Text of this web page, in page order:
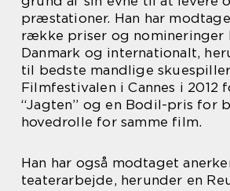
præstationer. Han har
række priser og nomineringer
Danmark og internationalt,
til bedste mandlige
Filmfestivalen i Cannes i 2012
“Jagten” og en Bodil-pris for
hovedrolle for samme film.
Han har også modtaget
teaterarbejde, herunder en